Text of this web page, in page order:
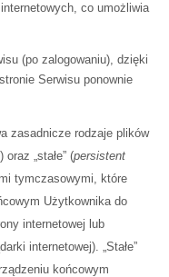
co umożliwia
(po zalogowaniu), dzięki
Serwisu ponownie
zasadnicze rodzaje plików
) oraz „stałe” (persistent
tymczasowymi, które
Użytkownika do
internetowej lub
internetowej). „Stałe”
końcowym